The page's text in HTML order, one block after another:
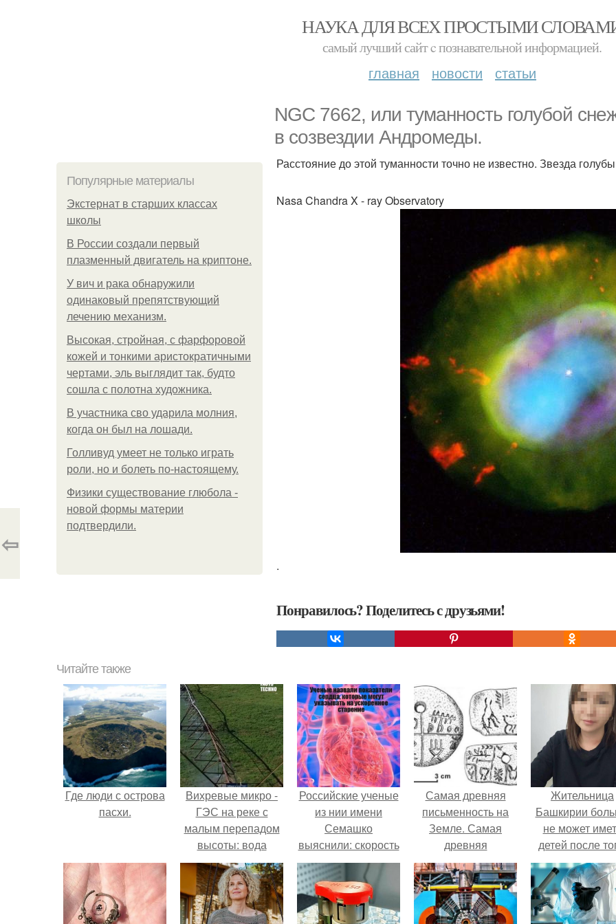
НАУКА ДЛЯ ВСЕХ ПРОСТЫМИ
самый лучший сайт c познавательной информацией.
главная новости статьи
NGC 7662, или туманность голубой
в созвездии Андромеды.
Популярные материалы
Экстернат в старших классах
школы
В России создали первый
плазменный двигатель на криптоне.
У вич и рака обнаружили
одинаковый препятствующий
лечению механизм.
Высокая, стройная, с фарфоровой
кожей и тонкими аристократичными
чертами, эль выглядит так, будто
сошла с полотна художника.
В участника сво ударила молния,
когда он был на лошади.
Голливуд умеет не только играть
роли, но и болеть по-настоящему.
Физики существование глюбола -
новой формы материи
подтвердили.
Расстояние до этой туманности точно не известно. Звезда
Nasa Chandra X - ray Observatory
.
Понравилось? Поделитесь с друзьями!
⇦
Читайте также
Где люди с острова
пасхи.
Вихревые микро -
ГЭС на реке с
малым перепадом
высоты: вода
закручивается в
бетонной камере и
вращает
вертикальную
Российские ученые
из нии имени
Семашко
выяснили: скорость
старения напрямую
зависит от
состояния сосудов
и работы сердца.
Самая древняя
письменность на
Земле. Самая
древняя
письменность.
Жительница
Башкирии
не может
детей после
как медики
ей аборт на
месяце